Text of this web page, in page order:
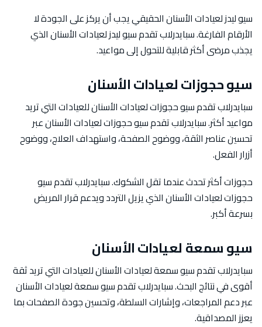
سيو ليدز لعيادات الأسنان الحقيقي يجب أن يركز على الجودة لا
الأرقام الفارغة. سبايدرلاب تقدم سيو ليدز لعيادات الأسنان الذي
يجذب مرضى أكثر قابلية للتحول إلى مواعيد.
سيو حجوزات لعيادات الأسنان
سبايدرلاب تقدم سيو حجوزات لعيادات الأسنان للعيادات التي تريد
مواعيد أكثر. سبايدرلاب تقدم سيو حجوزات لعيادات الأسنان عبر
تحسين عناصر الثقة، ووضوح الصفحة، واستهداف العلاج، ووضوح
أزرار الفعل.
حجوزات أكثر تحدث عندما تقل الشكوك. سبايدرلاب تقدم سيو
حجوزات لعيادات الأسنان الذي يزيل التردد ويدعم قرار المريض
بسرعة أكبر.
سيو سمعة لعيادات الأسنان
سبايدرلاب تقدم سيو سمعة لعيادات الأسنان للعيادات التي تريد ثقة
أقوى في نتائج البحث. سبايدرلاب تقدم سيو سمعة لعيادات الأسنان
عبر دعم المراجعات، وإشارات السلطة، وتحسين جودة الصفحات بما
يعزز المصداقية.